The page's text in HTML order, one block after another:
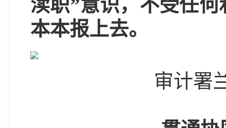
渎职”意识，不受任
本本报上去。
审计署